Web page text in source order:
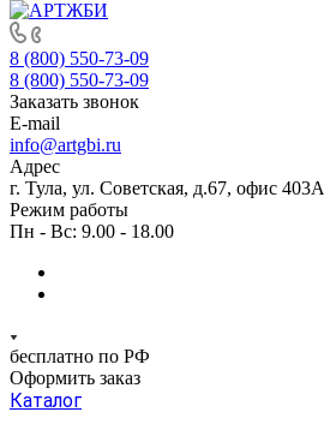
8 (800) 550-73-09
8 (800) 550-73-09
Заказать звонок
E-mail
info@artgbi.ru
Адрес
г. Тула, ул. Советская, д.67, офис 403А
Режим работы
Пн - Вс: 9.00 - 18.00
бесплатно по РФ
Оформить заказ
Каталог